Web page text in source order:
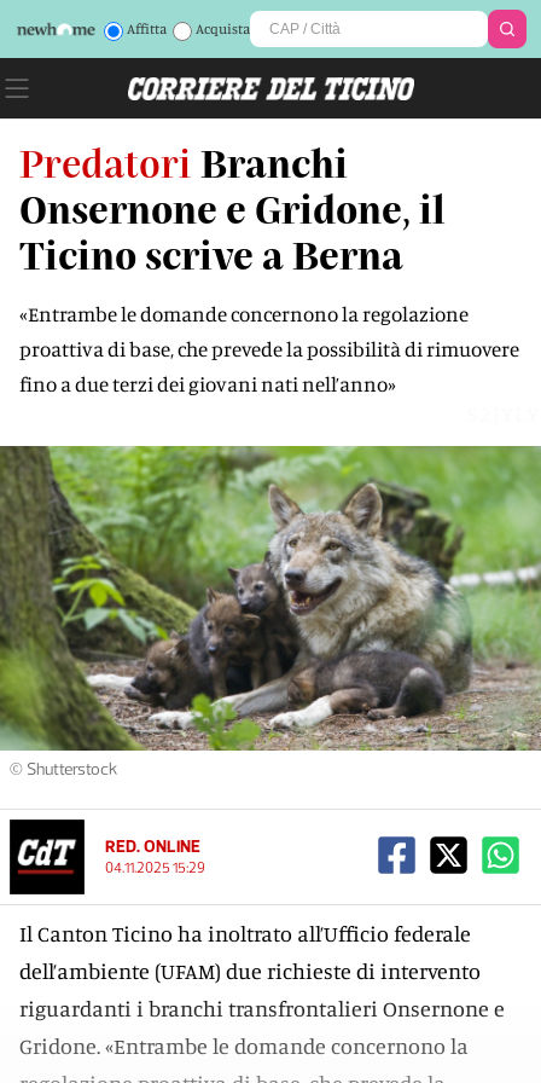
Affitta Acquista
Predatori Branchi
Onsernone e Gridone, il
Ticino scrive a Berna
«Entrambe le domande concernono la regolazione
proattiva di base, che prevede la possibilità di rimuovere
fino a due terzi dei giovani nati nell’anno»
© Shutterstock
RED. ONLINE
04.11.2025 15:29
Il Canton Ticino ha inoltrato all’Ufficio federale
dell’ambiente (UFAM) due richieste di intervento
riguardanti i branchi transfrontalieri Onsernone e
Gridone. «Entrambe le domande concernono la